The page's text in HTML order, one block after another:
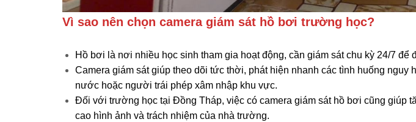
Vì sao nên chọn camera giám sát hồ bơi trường học?
Hồ bơi là nơi nhiều học sinh tham gia hoạt động, cần giám sát chu kỳ 24/7 để
Camera giám sát giúp theo dõi tức thời, phát hiện nhanh các tình huống
nước hoặc người trái phép xâm nhập khu vực.
Đối với trường học tại Đồng Tháp, việc có camera giám sát hồ bơi cũng giúp
cao hình ảnh và trách nhiệm của nhà trường.